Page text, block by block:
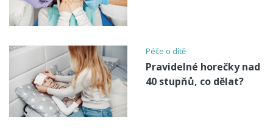
Péče o dítě
Pravidelné horečky nad
40 stupňů, co dělat?